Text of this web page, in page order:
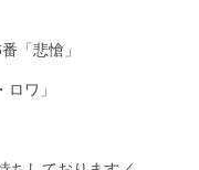
「悲愴」
ワ」